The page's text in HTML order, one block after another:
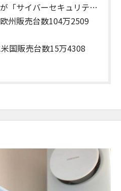
「サイバーセキュリテ
」を発足
州販売台数104万2509
国販売台数15万4308